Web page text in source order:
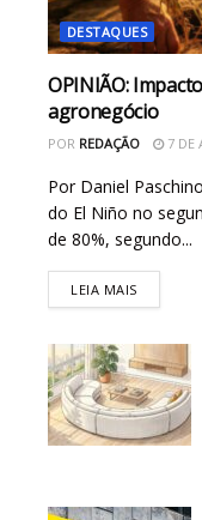
DESTAQUES
OPINIÃO:
agronegócio
POR REDAÇÃO 7 DE
Por Daniel
do El Niño no
de 80%, segundo...
LEIA MAIS